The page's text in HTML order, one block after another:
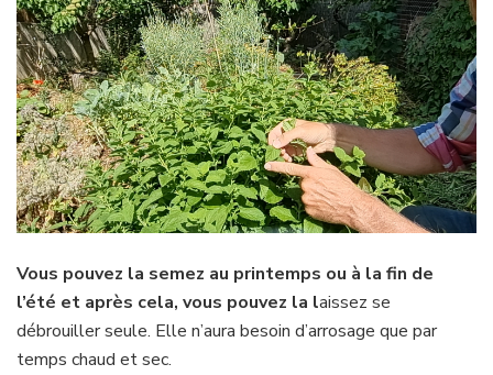
Vous pouvez la semez au printemps ou à la fin de
l’été et après cela, vous pouvez la laissez se
débrouiller seule. Elle n’aura besoin d’arrosage que par
temps chaud et sec.